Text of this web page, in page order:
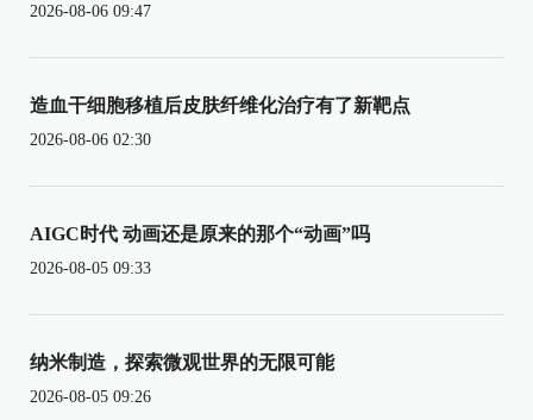
2026-08-06 09:47
造血干细胞移植后皮肤纤维化治疗有了新靶点
2026-08-06 02:30
AIGC时代 动画还是原来的那个“动画”吗
2026-08-05 09:33
纳米制造，探索微观世界的无限可能
2026-08-05 09:26